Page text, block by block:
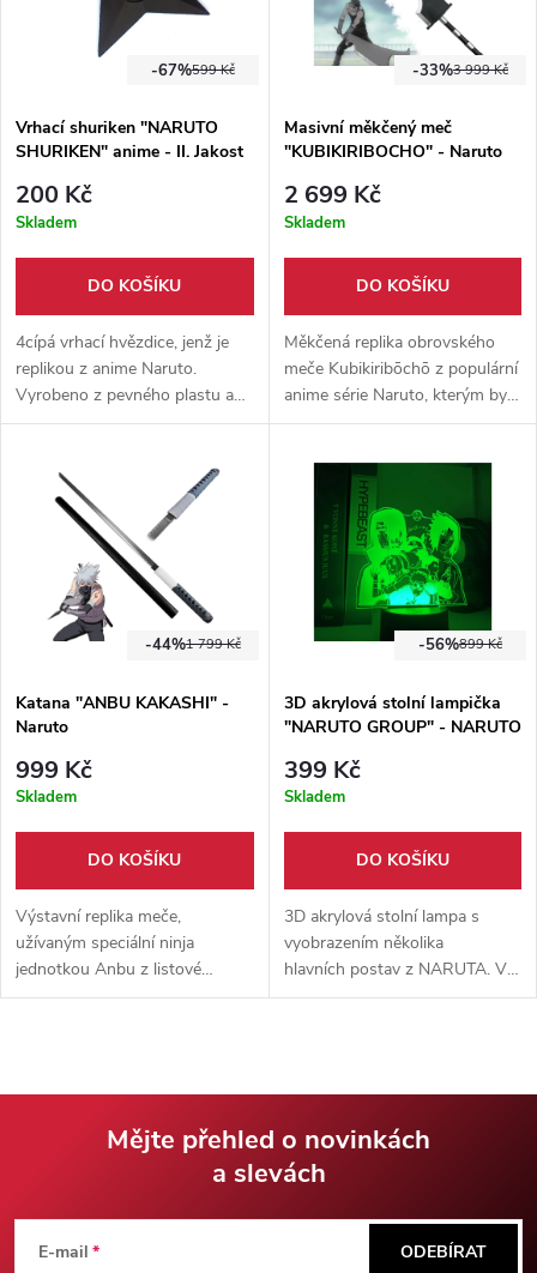
599 Kč
-67%
Vrhací shuriken "NARUTO
SHURIKEN" anime - II. Jakost
200 Kč
Skladem
DO KOŠÍKU
4cípá vrhací hvězdice, jenž je
replikou z anime Naruto.
Vyrobeno z pevného plastu a
jedná se spíše o výstavní
cosplayi.
3 999 Kč
-33%
Masivní měkčený meč
"KUBIKIRIBOCHO" - Naruto
2 699 Kč
Skladem
DO KOŠÍKU
Měkčená replika obrovského
meče Kubikiribōchō z populární
anime série Naruto, kterým byl
vybaven známý záporák Zazuba
pěny. Vhodné na cosplay a
festivaly.
1 799 Kč
-44%
Katana "ANBU KAKASHI" -
Naruto
999 Kč
Skladem
DO KOŠÍKU
Výstavní replika meče,
užívaným speciální ninja
jednotkou Anbu z listové
vesnice. Vyrobeno z nerezové
899 Kč
-56%
3D akrylová stolní lampička
"NARUTO GROUP" - NARUTO
399 Kč
Skladem
DO KOŠÍKU
3D akrylová stolní lampa s
vyobrazením několika
hlavních postav z NARUTA. V
balení naleznete podstavec,
Mějte přehled o novinkách
a slevách
E-mail ODEBÍRAT